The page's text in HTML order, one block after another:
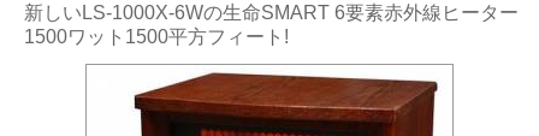
新しいLS-1000X-6Wの生命SMART 6要素赤外線ヒーター
1500ワット1500平方フィート!